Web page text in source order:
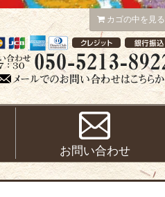
カゴの中を見る
お問い合わせ